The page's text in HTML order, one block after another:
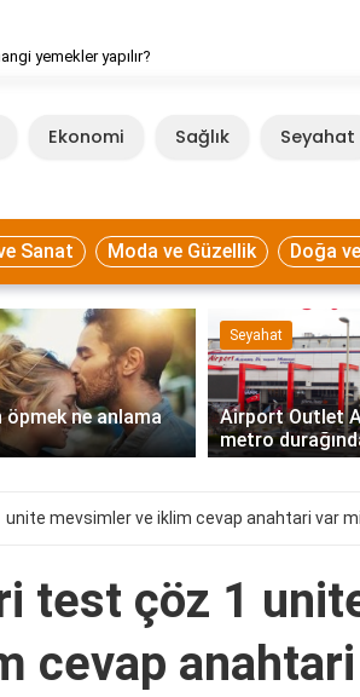
yemekler yapılır?
Ekonomi Sağlık Seyahat
Sanat Moda ve Güzellik Doğa
öpmek ne anlama
Seyahat
Airport Outlet
metro
mevsimler ve iklim cevap anahtari var
test çöz 1
cevap anahtari